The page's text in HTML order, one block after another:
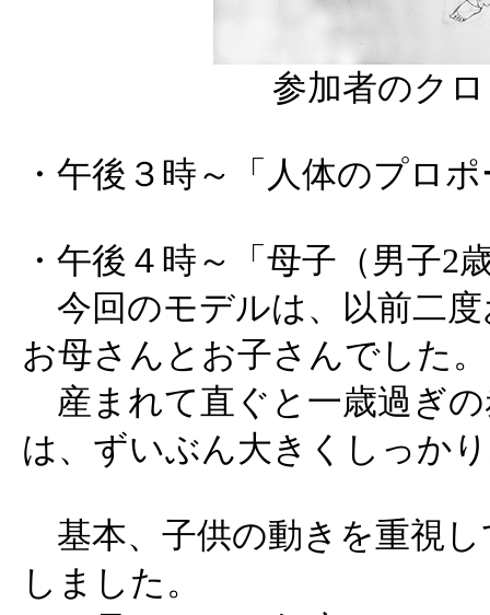
参加者のク
・午後３時～「人体のプロ
・午後４時～「母子（男子2
今回のモデルは、以前二
お母さんとお子さんでした。
産まれて直ぐと一歳過ぎ
は、ずいぶん大きくしっか
基本、子供の動きを重視
しました。